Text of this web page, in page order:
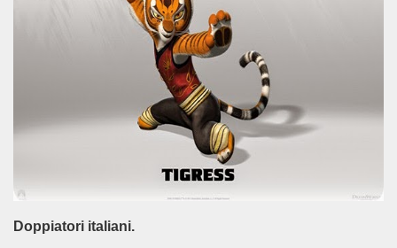
Doppiatori italiani.
Se Vi Piacciono nel mese di Diciembre 2014.
ha interpretato lo stile della commedia all'italiana.
un film molto particolare e originale, sfortunato al